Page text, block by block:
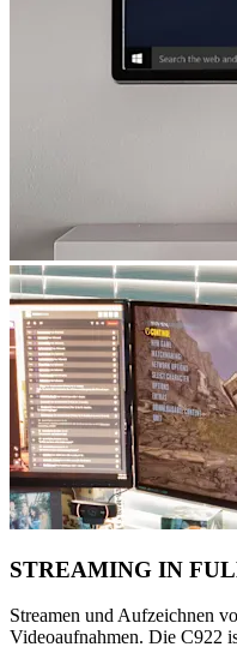
STREAMING IN
Streamen und Aufzeichnen
Videoaufnahmen. Die C922